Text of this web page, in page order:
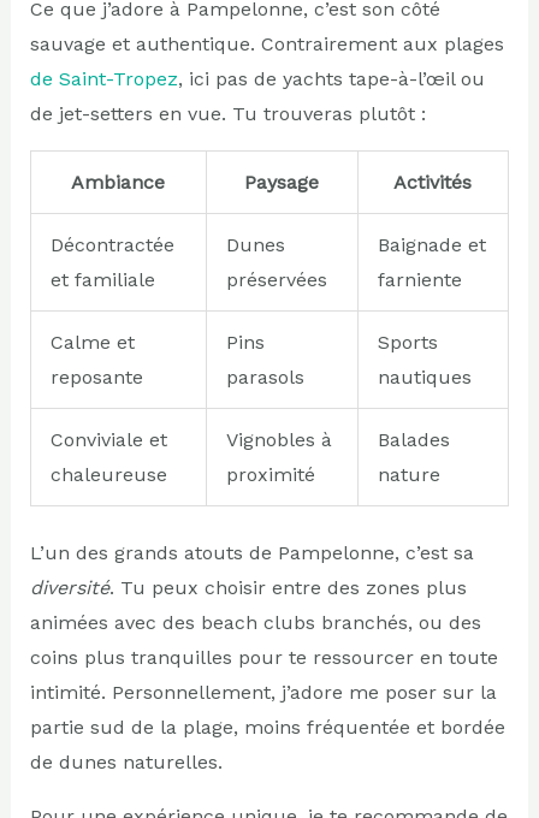
Ce que j’adore à Pampelonne, c’est son côté
sauvage et authentique. Contrairement aux plages
de Saint-Tropez, ici pas de yachts tape-à-l’œil ou
de jet-setters en vue. Tu trouveras plutôt :
Ambiance Paysage Activités
Décontractée
et familiale
Dunes
préservées
Baignade et
farniente
Calme et
reposante
Pins
parasols
Sports
nautiques
Conviviale et
chaleureuse
Vignobles à
proximité
Balades
nature
L’un des grands atouts de Pampelonne, c’est sa
diversité. Tu peux choisir entre des zones plus
animées avec des beach clubs branchés, ou des
coins plus tranquilles pour te ressourcer en toute
intimité. Personnellement, j’adore me poser sur la
partie sud de la plage, moins fréquentée et bordée
de dunes naturelles.